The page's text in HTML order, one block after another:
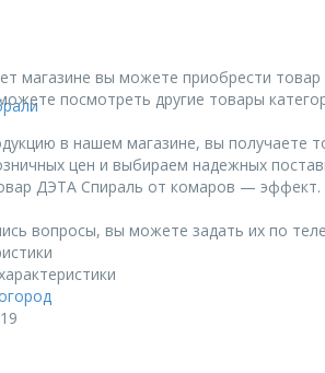
магазине вы можете приобрести
посмотреть другие товары
в нашем магазине, вы получаете
цен и выбираем надежных
ДЭТА Спираль от комаров — эффект.
вопросы, вы можете задать их по